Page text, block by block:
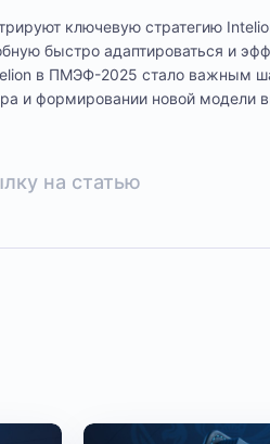
ключевую стратегию
быстро адаптироваться и
в ПМЭФ-2025 стало важным
и формировании новой модели
на статью